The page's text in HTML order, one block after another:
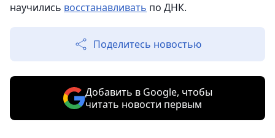
научились восстанавливать по ДНК.
Поделитесь новостью
Добавить в Google, чтобы
читать новости первым